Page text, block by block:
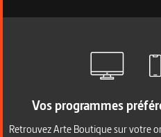
Vos programmes
Retrouvez Arte Boutique sur votre